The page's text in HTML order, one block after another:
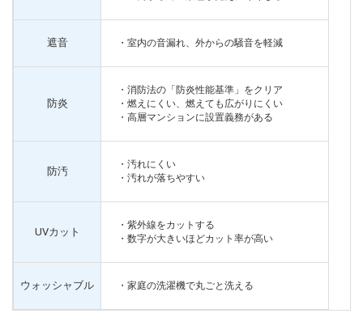
遮音 ・室内の音漏れ、外からの騒音を軽減
防炎
・消防法の「防炎性能基準」をクリア
・燃えにくい、燃えても広がりにくい
・高層マンションに設置義務がある
防汚
・汚れにくい
・汚れが落ちやすい
UVカット
・紫外線をカットする
・数字が大きいほどカット率が高い
ウォッシャブル ・家庭の洗濯機で丸ごと洗える